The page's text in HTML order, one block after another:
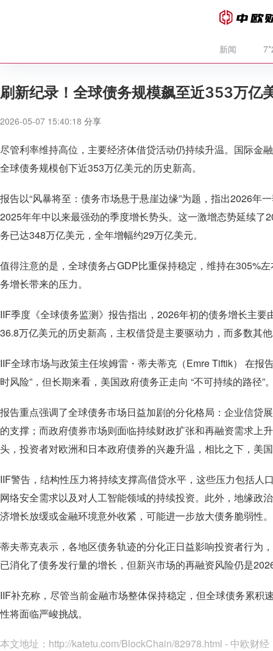
新闻
刷新纪录！全球债务规模飙至近353万亿
2026-05-07 15:40:18 分享
尽管利率维持高位，主要经济体借贷活动仍持续升温。国际金
全球债务规模创下近353万亿美元的历史新高。
报告以“风暴将至：债务市场悬于悬崖边缘”为题，指出2026年
2025年年中以来最强劲的季度增长势头。这一激增态势延续
务已达348万亿美元，全年增幅约29万亿美元。
值得注意的是，全球债务占GDP比重保持稳定，维持在305%
务增长带来的压力。
IIF季度《全球债务监测》报告指出，2026年初的债务增长主
36.8万亿美元的历史新高，主权借贷是主要驱动力，而多数其
IIF全球市场与政策主任埃姆雷・蒂夫蒂克（Emre Tiftik） 在报
时风险”，但长期来看，美国政府债务正走向 “不可持续的路径”
报告重点强调了全球债务市场日益加剧的分化格局：企业信贷
的支撑；而政府债券市场则面临持续财政扩张和再融资需求上
头，投资者对欧洲和日本政府债券的兴趣升温，相比之下，美
IIF警告，结构性压力将持续支撑高借贷水平，这些压力包括人
网络安全需求以及对人工智能领域的持续投资。此外，地缘政
济增长放缓或金融环境意外收紧，可能进一步放大债务脆弱性。
蒂夫蒂克表示，各地区债务轨迹的分化正日益影响投资者行为
已消化了债务发行量的增长，但新兴市场的再融资风险仍是
IIF补充称，尽管当前金融市场整体保持稳定，但全球债务累积
性将面临严峻挑战。
本文地址： http://katetu.com/BlockChain/82978.html - 中欧财经